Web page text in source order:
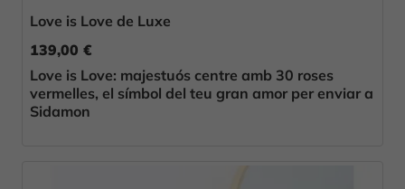
Love is Love de Luxe
139,00 €
Love is Love: majestuós centre amb 30 roses
vermelles, el símbol del teu gran amor per enviar a
Sidamon